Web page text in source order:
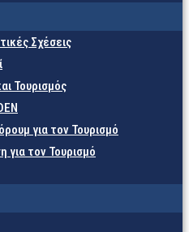
Σχέσεις
Τουρισμός
για τον Τουρισμό
για τον Τουρισμό